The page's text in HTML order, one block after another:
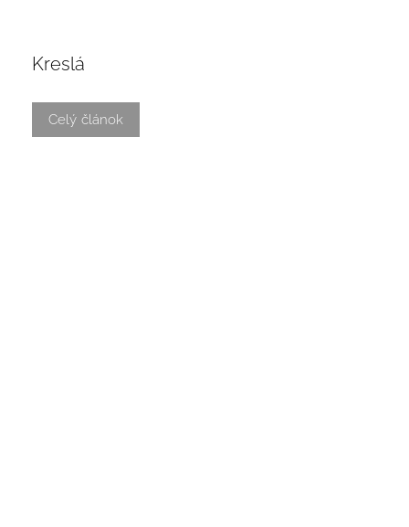
Kreslá
Celý článok